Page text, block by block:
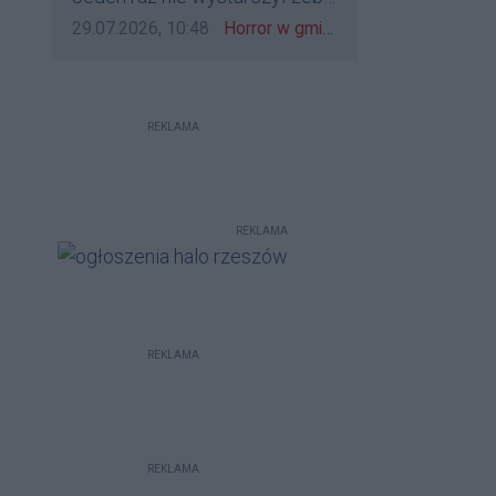
bo to zagorzali pisowcy
go zatrzymać?
Data dodania komentarza:
29.07.2026, 10:48 Źródło komentarza:
Horror w gminie Łańcut. Mieszkaniec Rzeszowa terroryzował rodzinę nożem i zaatakował policjantów! [VIDEO]
REKLAMA
REKLAMA
REKLAMA
REKLAMA